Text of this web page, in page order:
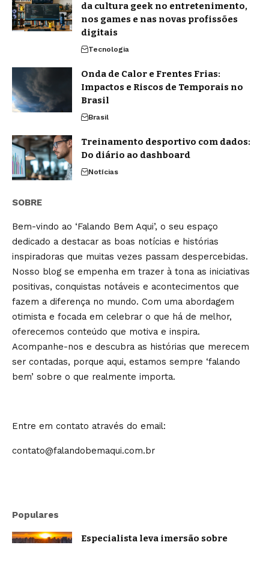
da cultura geek no entretenimento,
nos games e nas novas profissões
digitais
Tecnologia
Onda de Calor e Frentes Frias:
Impactos e Riscos de Temporais no
Brasil
Brasil
Treinamento desportivo com dados:
Do diário ao dashboard
Notícias
SOBRE
Bem-vindo ao ‘Falando Bem Aqui’, o seu espaço
dedicado a destacar as boas notícias e histórias
inspiradoras que muitas vezes passam despercebidas.
Nosso blog se empenha em trazer à tona as iniciativas
positivas, conquistas notáveis e acontecimentos que
fazem a diferença no mundo. Com uma abordagem
otimista e focada em celebrar o que há de melhor,
oferecemos conteúdo que motiva e inspira.
Acompanhe-nos e descubra as histórias que merecem
ser contadas, porque aqui, estamos sempre ‘falando
bem’ sobre o que realmente importa.
Entre em contato através do email:
contato@falandobemaqui.com.br
Populares
Especialista leva imersão sobre